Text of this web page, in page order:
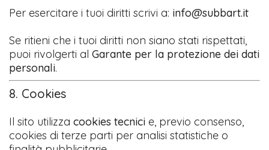
Per esercitare i tuoi diritti scrivi a: info@subbart.it
Se ritieni che i tuoi diritti non siano stati rispettati,
puoi rivolgerti alGarante per la protezione dei dati
personali.
8. Cookies
Il sito utilizzacookies tecnici e, previo consenso,
cookies di terze parti per analisi statistiche o